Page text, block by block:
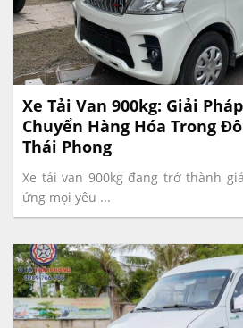
Xe Tải Van 900kg: Giải
Chuyển Hàng Hóa Trong
Thái Phong
Xe tải van 900kg đang trở thành
ứng mọi yêu ...